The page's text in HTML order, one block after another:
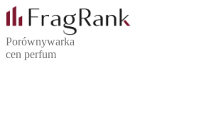
Porównywarka
cen perfum